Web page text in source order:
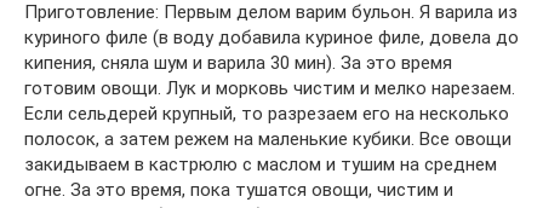
Приготовление: Первым делом варим бульон. Я варила из
куриного филе (в воду добавила куриное филе, довела до
кипения, сняла шум и варила 30 мин). За это время
готовим овощи. Лук и морковь чистим и мелко нарезаем.
Если сельдерей крупный, то разрезаем его на несколько
полосок, а затем режем на маленькие кубики. Все овощи
закидываем в кастрюлю с маслом и тушим на среднем
огне. За это время, пока тушатся овощи, чистим и